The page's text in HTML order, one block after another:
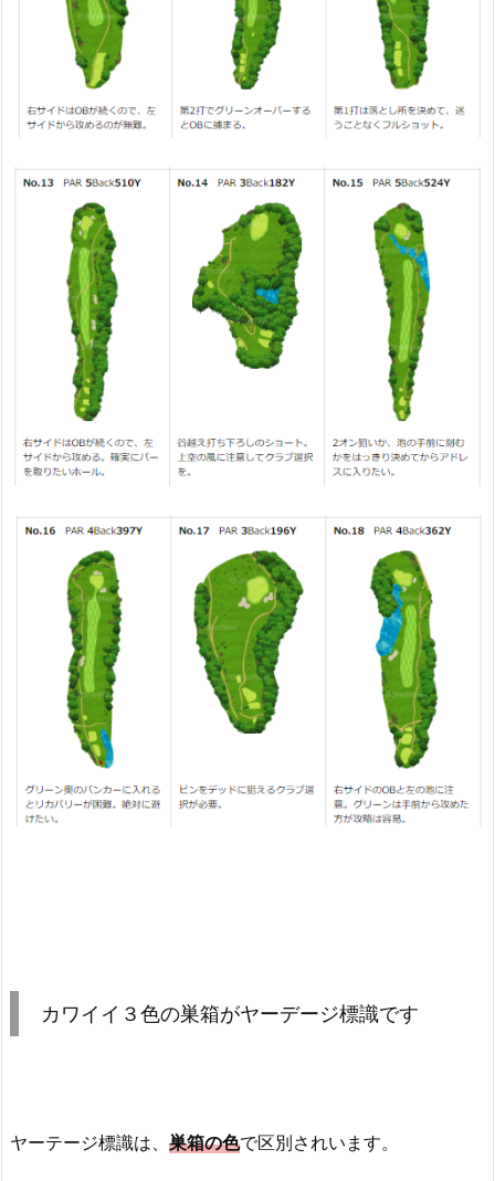
カワイイ３色の巣箱がヤーデージ標識です
ヤーテージ標識は、 巣箱の色で区別されいます。